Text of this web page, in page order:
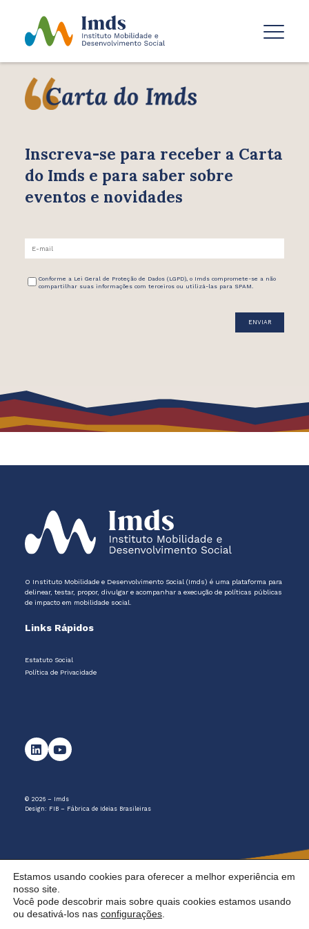
Inscreva-se para receber a Carta
do Imds e para saber sobre
eventos e novidades
Conforme a Lei Geral de Proteção de Dados (LGPD), o Imds compromete-se a não
compartilhar suas informações com terceiros ou utilizá-las para SPAM.
O Instituto Mobilidade e Desenvolvimento Social (Imds) é uma plataforma para
delinear, testar, propor, divulgar e acompanhar a execução de políticas públicas
de impacto em mobilidade social.
Links Rápidos
Estatuto Social
Política de Privacidade
© 2026 – Imds
Design: FIB – Fábrica de Ideias Brasileiras
Estamos usando cookies para oferecer a melhor experiência em
nosso site.
Você pode descobrir mais sobre quais cookies estamos usando
ou desativá-los nas configurações